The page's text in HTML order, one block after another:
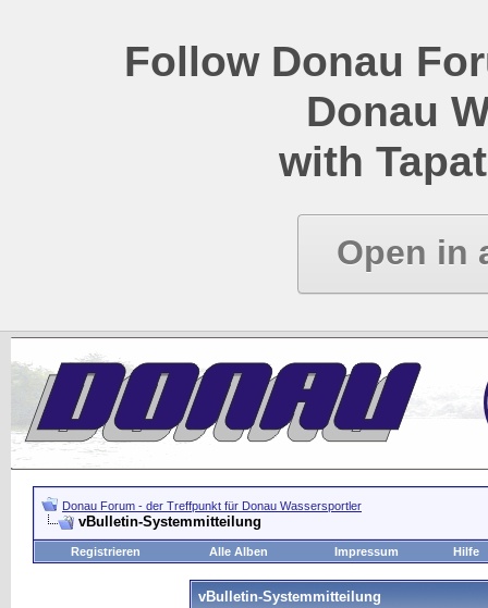
Follow Donau
Donau
with
Open in
Donau Forum - der Treffpunkt für Donau Wassersportler
vBulletin-Systemmitteilung
Registrieren Alle Alben Impressum Hilfe
vBulletin-Systemmitteilung